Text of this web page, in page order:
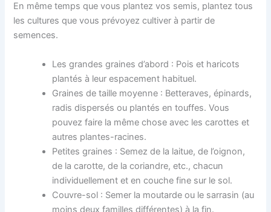
En même temps que vous plantez vos semis, plantez tous
les cultures que vous prévoyez cultiver à partir de
semences.
Les grandes graines d’abord : Pois et haricots
plantés à leur espacement habituel.
Graines de taille moyenne : Betteraves, épinards,
radis dispersés ou plantés en touffes. Vous
pouvez faire la même chose avec les carottes et
autres plantes-racines.
Petites graines : Semez de la laitue, de l’oignon,
de la carotte, de la coriandre, etc., chacun
individuellement et en couche fine sur le sol.
Couvre-sol : Semer la moutarde ou le sarrasin (au
moins deux familles différentes) à la fin.